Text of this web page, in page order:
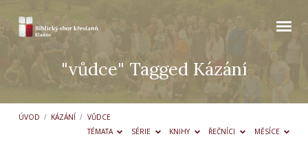
"vůdce" Tagged Kázání
ÚVOD / KÁZÁNÍ / VŮDCE
TÉMATA
SÉRIE KNIHY ŘEČNÍCI MĚSÍCE